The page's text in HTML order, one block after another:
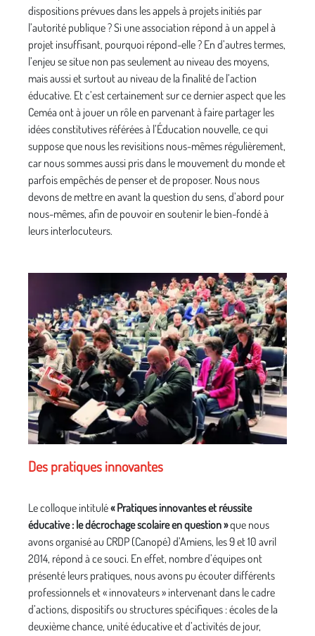
dispositions prévues dans les appels à projets initiés par
l’autorité publique ? Si une association répond à un appel à
projet insuffisant, pourquoi répond-elle ? En d’autres termes,
l’enjeu se situe non pas seulement au niveau des moyens,
mais aussi et surtout au niveau de la finalité de l’action
éducative. Et c’est certainement sur ce dernier aspect que les
Ceméa ont à jouer un rôle en parvenant à faire partager les
idées constitutives référées à l’Éducation nouvelle, ce qui
suppose que nous les revisitions nous-mêmes régulièrement,
car nous sommes aussi pris dans le mouvement du monde et
parfois empêchés de penser et de proposer. Nous nous
devons de mettre en avant la question du sens, d’abord pour
nous-mêmes, afin de pouvoir en soutenir le bien-fondé à
leurs interlocuteurs.
Des pratiques innovantes
Le colloque intitulé« Pratiques innovantes et réussite
éducative : le décrochage scolaire en question »que nous
avons organisé au CRDP (Canopé) d’Amiens, les 9 et 10 avril
2014, répond à ce souci. En effet, nombre d’équipes ont
présenté leurs pratiques, nous avons pu écouter différents
professionnels et « innovateurs » intervenant dans le cadre
d’actions, dispositifs ou structures spécifiques : écoles de la
deuxième chance, unité éducative et d’activités de jour,